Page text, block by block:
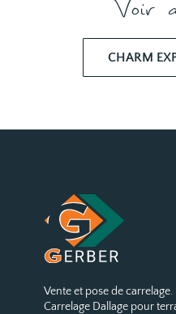
Voir
CHARM
Vente et pose de
Carrelage Dallage pour